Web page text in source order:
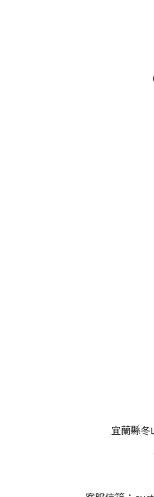
宜蘭縣冬